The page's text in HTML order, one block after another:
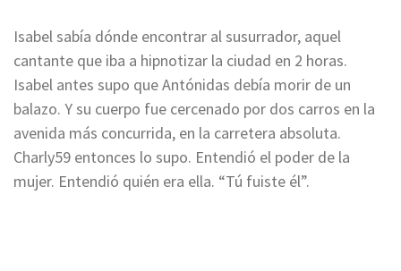
Isabel sabía dónde encontrar al susurrador, aquel
cantante que iba a hipnotizar la ciudad en 2 horas.
Isabel antes supo que Antónidas debía morir de un
balazo. Y su cuerpo fue cercenado por dos carros en la
avenida más concurrida, en la carretera absoluta.
Charly59 entonces lo supo. Entendió el poder de la
mujer. Entendió quién era ella. “Tú fuiste él”.